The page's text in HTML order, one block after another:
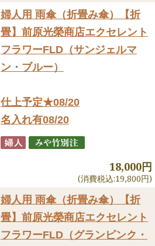
婦人用 雨傘（折畳み傘）
【折
畳】前原光榮商店エクセレント
フラワーFLD（サンジェルマ
ン・ブルー）
仕上予定★08/20
名入れ有08/20
18,000円
(消費税込:19,800円)
婦人用 雨傘（折畳み傘）
【折
畳】前原光榮商店エクセレント
フラワーFLD（グランピンク・